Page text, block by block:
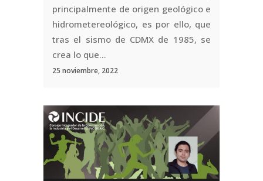
principalmente de origen geológico e
hidrometereológico, es por ello, que
tras el sismo de CDMX de 1985, se
crea lo que...
25 noviembre, 2022